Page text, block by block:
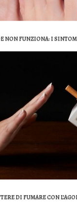
NON FUNZIONA: I
DI FUMARE CON